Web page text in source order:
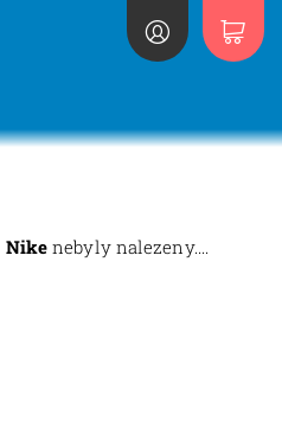
Nike nebyly nalezeny....